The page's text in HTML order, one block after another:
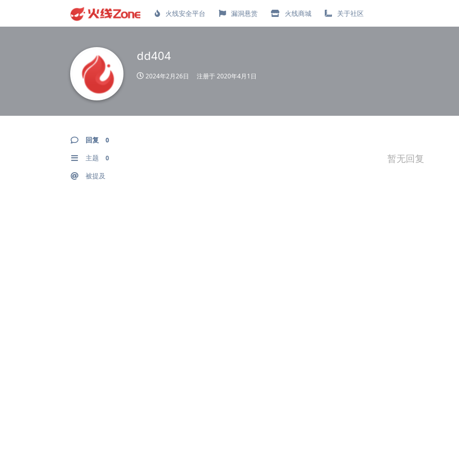
火线安全平台 漏洞悬赏 火线商城 关于社区
dd404
2024年2月26日 注册于2020年4月1日
回复 0
主题 0
被提及
暂无回复